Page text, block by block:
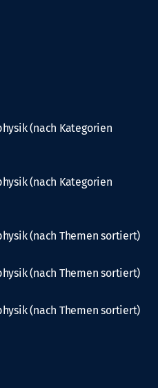
(nach Kategorien
(nach Kategorien
(nach Themen sortiert)
(nach Themen sortiert)
(nach Themen sortiert)